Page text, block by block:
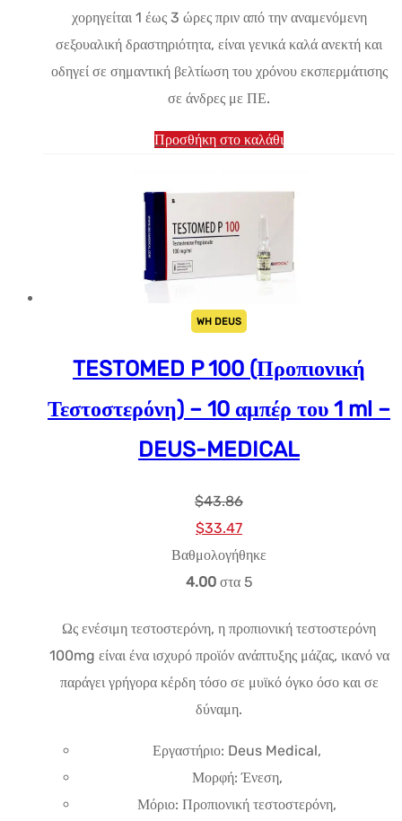
χορηγείται 1 έως 3 ώρες πριν από την αναμενόμενη
σεξουαλική δραστηριότητα, είναι γενικά καλά ανεκτή και
οδηγεί σε σημαντική βελτίωση του χρόνου εκσπερμάτισης
σε άνδρες με ΠΕ.
Προσθήκη στο καλάθι
WH DEUS
TESTOMED P 100 (Προπιονική
Τεστοστερόνη) – 10 αμπέρ του 1 ml –
DEUS-MEDICAL
$43.86
Αρχική
τιμή:
$43.86.
$33.47Η
τρέχουσα
τιμή
$33.47.
Βαθμολογήθηκε
4.00στα 5
Ως ενέσιμη τεστοστερόνη, η προπιονική τεστοστερόνη
100mg είναι ένα ισχυρό προϊόν ανάπτυξης μάζας, ικανό να
παράγει γρήγορα κέρδη τόσο σε μυϊκό όγκο όσο και σε
δύναμη.
Εργαστήριο: Deus Medical,
Μορφή: Ένεση,
Μόριο: Προπιονική τεστοστερόνη,